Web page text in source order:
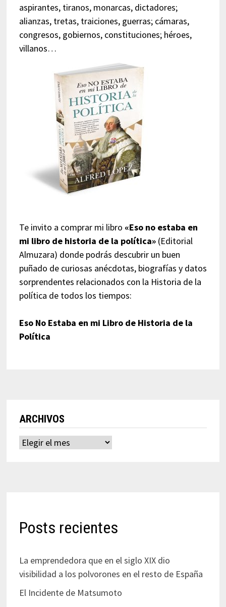
aspirantes, tiranos, monarcas, dictadores;
alianzas, tretas, traiciones, guerras; cámaras,
congresos, gobiernos, constituciones; héroes,
villanos…
Te invito a comprar mi libro «Eso no estaba en
mi libro de historia de la política»(Editorial
Almuzara) donde podrás descubrir un buen
puñado de curiosas anécdotas, biografías y datos
sorprendentes relacionados con la Historia de la
política de todos los tiempos:
Eso No Estaba en mi Libro de Historia de la
Política
ARCHIVOS
Archivos
Posts recientes
La emprendedora que en el siglo XIX dio
visibilidad a los polvorones en el resto de España
El Incidente de Matsumoto